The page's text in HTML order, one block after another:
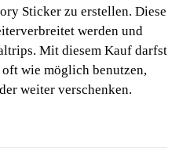
Sticker zu erstellen. Diese
werden und
Mit diesem Kauf darfst
wie möglich benutzen,
weiter verschenken.